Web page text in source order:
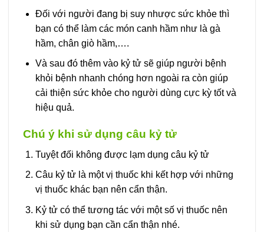
Đối với người đang bị suy nhược sức khỏe thì
bạn có thể làm các món canh hầm như là gà
hầm, chân giò hầm,….
Và sau đó thêm vào kỷ tử sẽ giúp người bệnh
khỏi bệnh nhanh chóng hơn ngoài ra còn giúp
cải thiện sức khỏe cho người dùng cực kỳ tốt và
hiệu quả.
Chú ý khi sử dụng câu kỷ tử
Tuyệt đối không được lạm dụng câu kỷ tử
Câu kỷ tử là một vị thuốc khi kết hợp với những
vị thuốc khác bạn nên cẩn thận.
Kỷ tử có thể tương tác với một số vị thuốc nên
khi sử dụng bạn cần cẩn thận nhé.